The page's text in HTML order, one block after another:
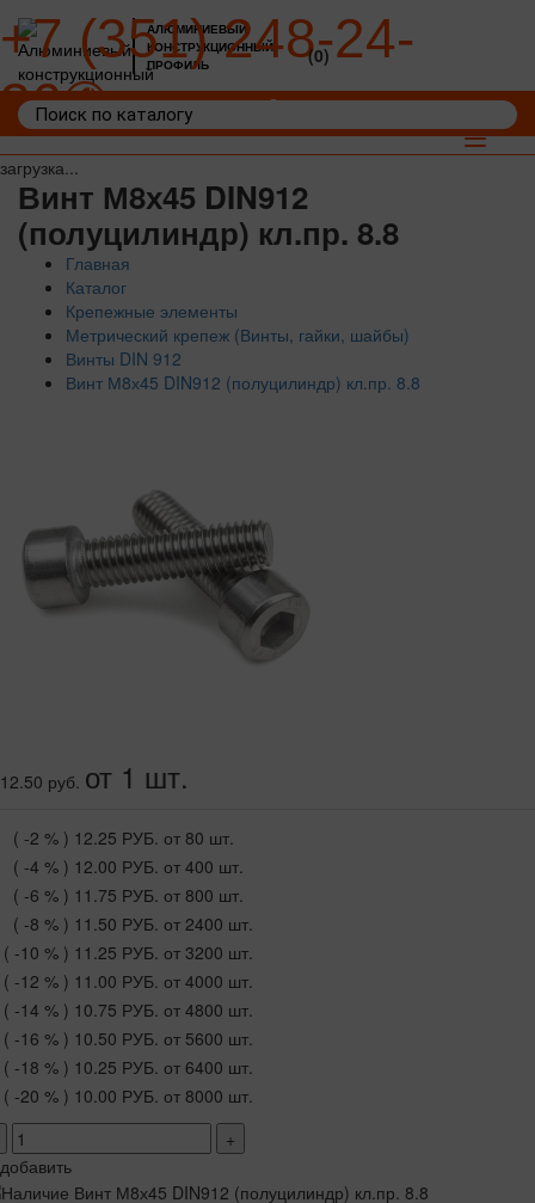
загрузка...
АЛЮМИНИЕВЫЙ
КОНСТРУКЦИОННЫЙ
ПРОФИЛЬ
+7 (351) 248-24-
36
(0)
Toggle
Винт М8х45 DIN912
(полуцилиндр) кл.пр. 8.8
Главная
Каталог
Крепежные элементы
Метрический крепеж (Винты, гайки, шайбы)
Винты DIN 912
Винт М8х45 DIN912 (полуцилиндр) кл.пр. 8.8
12.50 руб. от 1 шт.
( -2 % ) 12.25 РУБ. от 80 шт.
( -4 % ) 12.00 РУБ. от 400 шт.
( -6 % ) 11.75 РУБ. от 800 шт.
( -8 % ) 11.50 РУБ. от 2400 шт.
( -10 % ) 11.25 РУБ. от 3200 шт.
( -12 % ) 11.00 РУБ. от 4000 шт.
( -14 % ) 10.75 РУБ. от 4800 шт.
( -16 % ) 10.50 РУБ. от 5600 шт.
( -18 % ) 10.25 РУБ. от 6400 шт.
( -20 % ) 10.00 РУБ. от 8000 шт.
+
добавить